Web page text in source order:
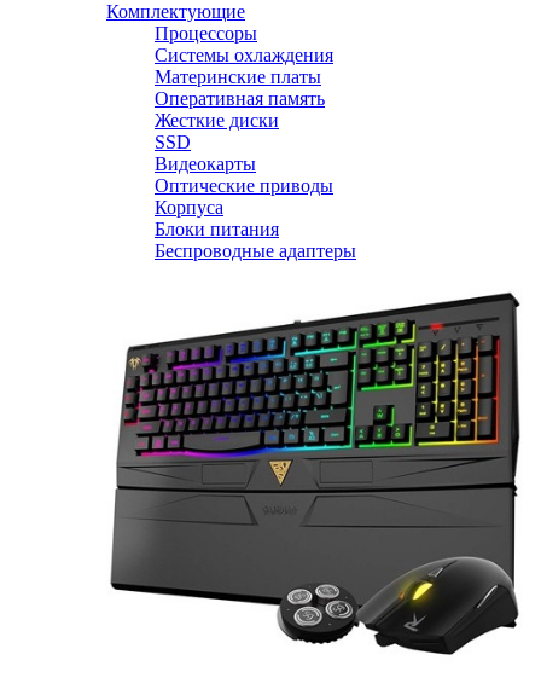
Комплектующие
Процессоры
Системы охлаждения
Материнские платы
Оперативная память
Жесткие диски
SSD
Видеокарты
Оптические приводы
Корпуса
Блоки питания
Беспроводные адаптеры